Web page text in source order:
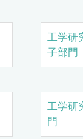
工学研
子部門
工学研
門